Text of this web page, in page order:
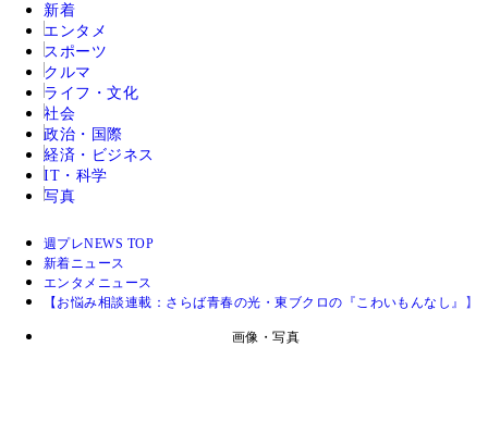
新着
エンタメ
スポーツ
クルマ
ライフ・文化
社会
政治・国際
経済・ビジネス
IT・科学
写真
週プレNEWS TOP
新着ニュース
エンタメニュース
【お悩み相談連載：さらば青春の光・東ブクロの『こわいもんなし』
画像・写真